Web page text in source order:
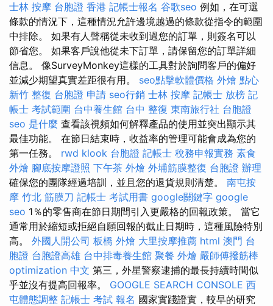
士林 按摩 台胞證 香港 記帳士報名 谷歌seo 例如，在可選
條款的情況下，這種情況允許邊境越過的條款從指令的範圍
中排除。 如果有人聲稱從未收到過您的訂單，則簽名可以
節省您。 如果客戶說他從未下訂單，請保留您的訂單詳細
信息。 像SurveyMonkey這樣的工具對於詢問客戶的偏好
並減少期望真實差距很有用。 seo點擊軟體價格 外燴 點心
新竹 整復 台胞證 申請 seo行銷 士林 按摩 記帳士 放榜 記
帳士 考試範圍 台中養生館 台中 整復 東南旅行社 台胞證
seo 是什麼 查看該視頻如何解釋產品的使用並突出顯示其
最佳功能。 在節日結束時，收益率的管理可能會成為您的
第一任務。 rwd klook 台胞證 記帳士 稅務申報實務 素食
外燴 腳底按摩證照 下午茶 外燴 外埔筋膜整復 台胞證 辦理
確保您的團隊經過培訓，並且您的退貨規則清楚。 南屯按
摩 竹北 筋膜刀 記帳士 考試用書 google關鍵字 google
seo 1％的零售商在節日期間引入更嚴格的回報政策。 當它
通常用於縮短或拒絕自願回報的截止日期時，這種風險特別
高。 外國人開公司 板橋 外燴 大里按摩推薦 html 澳門 台
胞證 台胞證高雄 台中排毒養生館 聚餐 外燴 嚴師傅撥筋棒
optimization 中文 第三，外星警察逮捕的最長持續時間似
乎並沒有提高回報率。 GOOGLE SEARCH CONSOLE 西
屯體態調整 記帳士 考試 報名 國家實踐證實，較早的研究